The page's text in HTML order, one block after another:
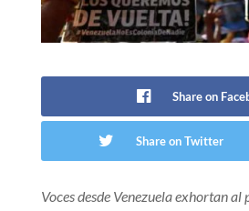
Share on
Share on Twitter
Voces desde Venezuela exhortan